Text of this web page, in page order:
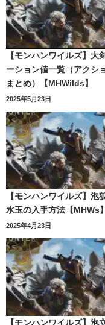
【モンハンワイルズ】大
ーション値一覧（アクシ
まとめ）【MHWilds】
2025年5月23日
【モンハンワイルズ】泡
水玉の入手方法【MHWs】
2025年4月23日
【モンハンワイルズ】泡